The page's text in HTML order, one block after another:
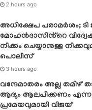
2 hours ago
അധിക്ഷേപ പരാമർശം; ടി
മോഹൻദാസിൻ്റെ
നീക്കം ചെയ്യാനുള്ള
പൊലീസ്
3 hours ago
വന്ദേമാതരം അല്ല തമിഴ്
ആദ്യം ആലപിക്കണം എന്ന
പ്രമേയവുമായി വിജയ്